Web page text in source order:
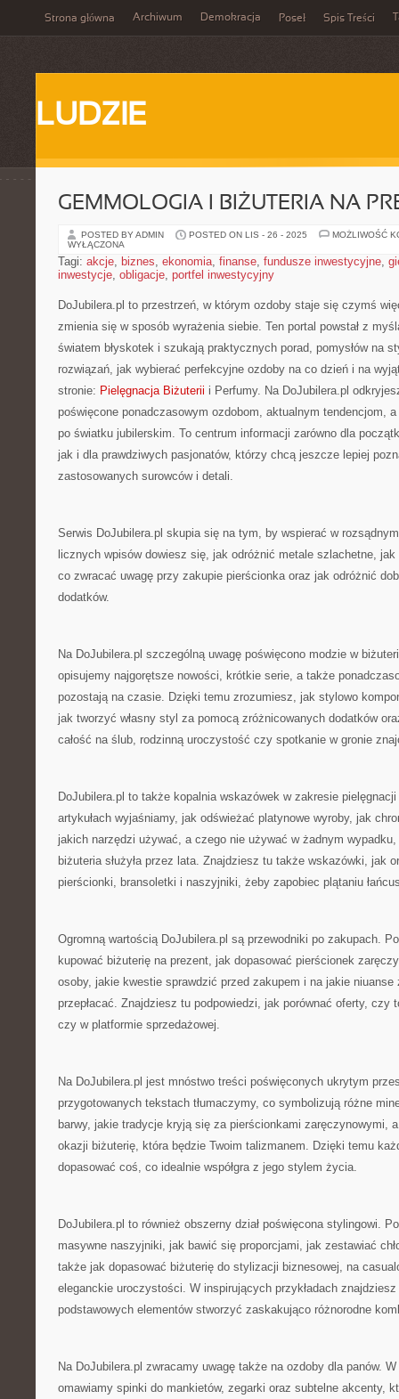
Strona główna Archiwum Demokracja Poseł Spis Treści
LUDZIE
GEMMOLOGIA I BIŻUTERIA NA
POSTED BY ADMIN POSTED ON LIS - 26 - 2025
MOŻLIWOŚĆ
WYŁĄCZONA
Tagi: akcje, biznes, ekonomia, finanse, fundusze inwestycyjne,
inwestycje, obligacje, portfel inwestycyjny
DoJubilera.pl to przestrzeń, w którym ozdoby staje się czymś
zmienia się w sposób wyrażenia siebie. Ten portal powstał z
światem błyskotek i szukają praktycznych porad, pomysłów na
rozwiązań, jak wybierać perfekcyjne ozdoby na co dzień i na
stronie: Pielęgnacja Biżuterii i Perfumy. Na DoJubilera.pl
poświęcone ponadczasowym ozdobom, aktualnym tendencjom,
po światku jubilerskim. To centrum informacji zarówno dla
jak i dla prawdziwych pasjonatów, którzy chcą jeszcze lepiej
zastosowanych surowców i detali.
Serwis DoJubilera.pl skupia się na tym, by wspierać w
licznych wpisów dowiesz się, jak odróżnić metale szlachetne,
co zwracać uwagę przy zakupie pierścionka oraz jak odróżnić
dodatków.
Na DoJubilera.pl szczególną uwagę poświęcono modzie w
opisujemy najgorętsze nowości, krótkie serie, a także
pozostają na czasie. Dzięki temu zrozumiesz, jak stylowo
jak tworzyć własny styl za pomocą zróżnicowanych dodatków
całość na ślub, rodzinną uroczystość czy spotkanie w gronie
DoJubilera.pl to także kopalnia wskazówek w zakresie
artykułach wyjaśniamy, jak odświeżać platynowe wyroby, jak
jakich narzędzi używać, a czego nie używać w żadnym
biżuteria służyła przez lata. Znajdziesz tu także wskazówki, jak
pierścionki, bransoletki i naszyjniki, żeby zapobiec plątaniu
Ogromną wartością DoJubilera.pl są przewodniki po zakupach.
kupować biżuterię na prezent, jak dopasować pierścionek
osoby, jakie kwestie sprawdzić przed zakupem i na jakie niuanse
przepłacać. Znajdziesz tu podpowiedzi, jak porównać oferty, czy
czy w platformie sprzedażowej.
Na DoJubilera.pl jest mnóstwo treści poświęconych ukrytym
przygotowanych tekstach tłumaczymy, co symbolizują różne
barwy, jakie tradycje kryją się za pierścionkami zaręczynowymi,
okazji biżuterię, która będzie Twoim talizmanem. Dzięki temu
dopasować coś, co idealnie współgra z jego stylem życia.
DoJubilera.pl to również obszerny dział poświęcona stylingowi.
masywne naszyjniki, jak bawić się proporcjami, jak zestawiać
także jak dopasować biżuterię do stylizacji biznesowej, na
eleganckie uroczystości. W inspirujących przykładach
podstawowych elementów stworzyć zaskakująco różnorodne
Na DoJubilera.pl zwracamy uwagę także na ozdoby dla panów.
omawiamy spinki do mankietów, zegarki oraz subtelne akcenty,